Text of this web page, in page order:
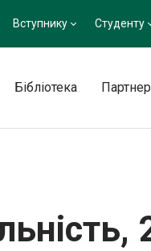
Вступнику Студенту
Бібліотека